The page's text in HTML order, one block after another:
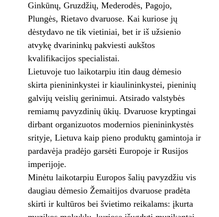
Ginkūnų, Gruzdžių, Mederodės, Pagojo,
Plungės, Rietavo dvaruose. Kai kuriose jų
dėstydavo ne tik vietiniai, bet ir iš užsienio
atvykę dvarininkų pakviesti aukštos
kvalifikacijos specialistai.
Lietuvoje tuo laikotarpiu itin daug dėmesio
skirta pienininkystei ir kiaulininkystei, pieninių
galvijų veislių gerinimui. Atsirado valstybės
remiamų pavyzdinių ūkių. Dvaruose kryptingai
dirbant organizuotos modernios pienininkystės
srityje, Lietuva kaip pieno produktų gamintoja ir
pardavėja pradėjo garsėti Europoje ir Rusijos
imperijoje.
Minėtu laikotarpiu Europos šalių pavyzdžiu vis
daugiau dėmesio Žemaitijos dvaruose pradėta
skirti ir kultūros bei švietimo reikalams: įkurta